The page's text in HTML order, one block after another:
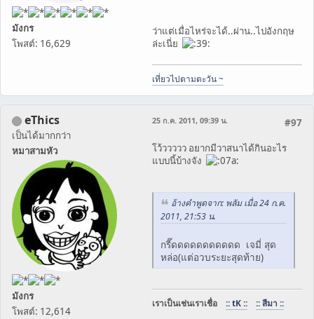
มังกร
โพสต์: 16,629
ว่าแต่เมื่อไหร่จะได้..ผ่าน..ไปอังกฤษ
ล่ะเนี่ย
เที่ยวไปตามตะวัน ~
eThics
เป็นได้มากกว่า
หมาสามหัว
มังกร
โพสต์: 12,614
#97
25 ก.ค. 2011, 09:39 น.
โว้ววววว อยากมีวาสนาได้กินอะไร
แบบนี้บ้างจัง
อ้างคำพูดจาก: พลัม เมื่อ 24 ก.ค.
2011, 21:53 น.
กรี๊ดดดดดดดดดดด เจมี่ สุด
หล่อ(แต่อวบระยะสุดท้าย)
เราเป็นเช่นเราเชื่อ :: tK :: :: สีมา ::